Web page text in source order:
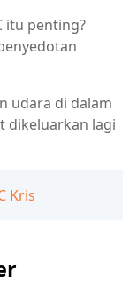
itu penting?
udara di dalam
dikeluarkan lagi
Kris